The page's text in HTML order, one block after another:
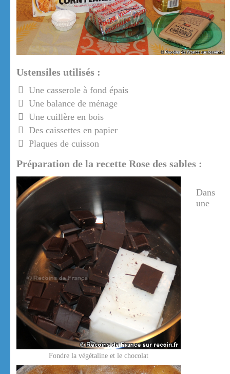
Ustensiles utilisés :
Une casserole à fond épais
Une balance de ménage
Une cuillère en bois
Des caissettes en papier
Plaques de cuisson
Préparation de la recette Rose des sables :
Fondre la végétaline et le chocolat
Dans
une